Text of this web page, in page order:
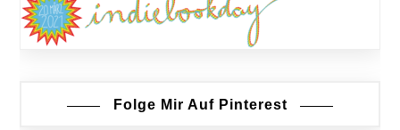
Folge Mir Auf Pinterest